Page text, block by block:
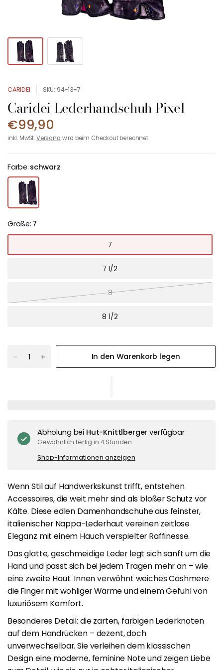
CARIDEI SKU: 94-13-7
Caridei Lederhandschuh Pixel
€99,90
inkl. MwSt.Versand wird beim Checkout berechnet
Farbe: schwarz
Größe: 7
7
7 1/2
8
8 1/2
In den Warenkorb legen
Abholung bei Hut-Knittlberger verfügbar
Gewöhnlich fertig in 4 Stunden
Shop-Informationen anzeigen
Wenn Stil auf Handwerkskunst trifft, entstehen
Accessoires, die weit mehr sind als bloßer Schutz vor
Kälte. Diese edlen Damenhandschuhe aus feinster,
italienischer Nappa-Lederhaut vereinen zeitlose
Eleganz mit einem Hauch verspielter Raffinesse.
Das glatte, geschmeidige Leder legt sich sanft um die
Hand und passt sich bei jedem Tragen mehr an – wie
eine zweite Haut. Innen verwöhnt weiches Cashmere
die Finger mit wohliger Wärme und einem Gefühl von
luxuriösem Komfort.
Besonderes Detail: die zarten, farbigen Lederknoten
auf dem Handrücken – dezent, doch
unverwechselbar. Sie verleihen dem klassischen
Design eine moderne, feminine Note und zeigen Liebe